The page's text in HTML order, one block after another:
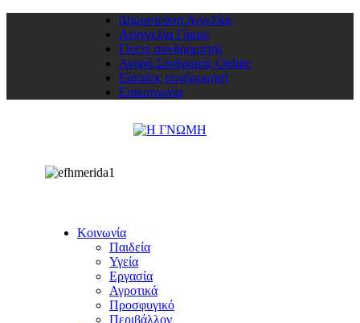
Δημοσιεύση Αγγελίας
Αναγγελία Γάμου
Γίνετε συνδρομητής
Αγορά Συνδρομής Online
Είσοδος συνδρομητή
Επικοινωνία
Κοινωνία
Παιδεία
Υγεία
Εργασία
Αγροτικά
Προσφυγικό
Περιβάλλον